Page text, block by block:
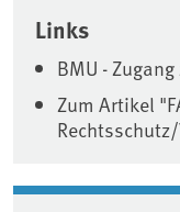
Links
BMU -
Zum Artikel